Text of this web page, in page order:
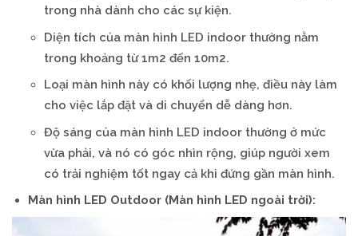
trong nhà dành cho các sự kiện.
Diện tích của màn hình LED indoor thường nằm
trong khoảng từ 1m2 đến 10m2.
Loại màn hình này có khối lượng nhẹ, điều này làm
cho việc lắp đặt và di chuyển dễ dàng hơn.
Độ sáng của màn hình LED indoor thường ở mức
vừa phải, và nó có góc nhìn rộng, giúp người xem
có trải nghiệm tốt ngay cả khi đứng gần màn hình.
Màn hình LED Outdoor (Màn hình LED ngoài trời):